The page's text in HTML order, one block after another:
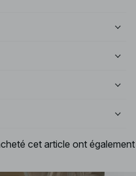
cet article ont également